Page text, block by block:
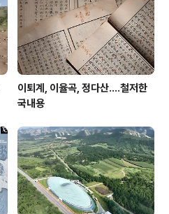
이퇴계, 이율곡, 정다산....철저한
국내용